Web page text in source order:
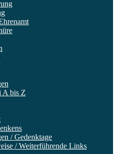
A bis Z
/ Gedenktage
/ Weiterführende Links